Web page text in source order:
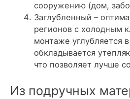
сооружению (дом,
Заглубленный –
регионов с холодным
монтаже углубляется
обкладывается
что позволяет лучше
Из подручных